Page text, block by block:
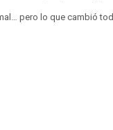
pero lo que cambió